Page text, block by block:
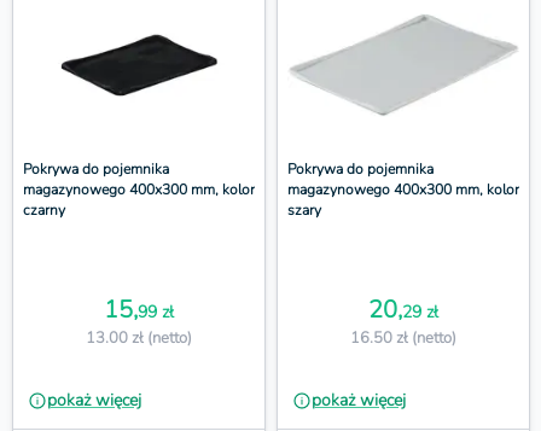
Pokrywa do pojemnika
magazynowego 400x300 mm, kolor
czarny
15,99 zł
13.00 zł (netto)
pokaż więcej
Pokrywa do pojemnika
magazynowego 400x300 mm, kolor
szary
20,29 zł
16.50 zł (netto)
pokaż więcej